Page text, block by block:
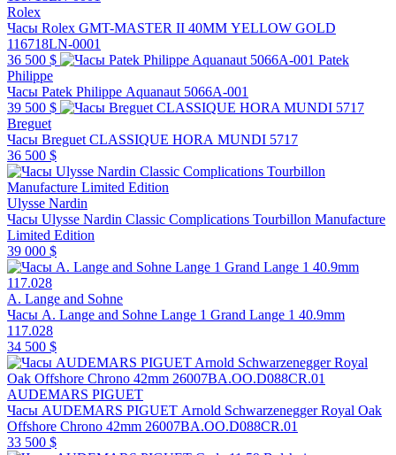
Rolex
Часы Rolex GMT-MASTER II 40MM YELLOW GOLD
116718LN-0001
36 500 $
Patek
Philippe
Часы Patek Philippe Aquanaut 5066A-001
39 500 $
Breguet
Часы Breguet CLASSIQUE HORA MUNDI 5717
36 500 $
Ulysse Nardin
Часы Ulysse Nardin Classic Complications Tourbillon Manufacture
Limited Edition
39 000 $
A. Lange and Sohne
Часы A. Lange and Sohne Lange 1 Grand Lange 1 40.9mm
117.028
34 500 $
AUDEMARS PIGUET
Часы AUDEMARS PIGUET Arnold Schwarzenegger Royal Oak
Offshore Chrono 42mm 26007BA.OO.D088CR.01
33 500 $